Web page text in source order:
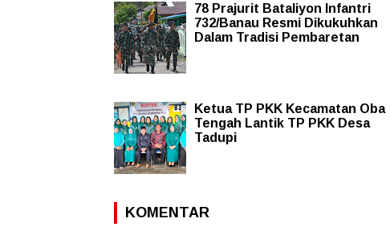
78 Prajurit Bataliyon Infantri
732/Banau Resmi Dikukuhkan
Dalam Tradisi Pembaretan
Ketua TP PKK Kecamatan Oba
Tengah Lantik TP PKK Desa
Tadupi
KOMENTAR